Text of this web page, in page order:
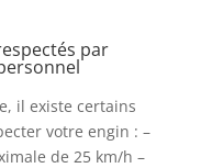
par
il existe certains
votre engin : –
de 25 km/h –